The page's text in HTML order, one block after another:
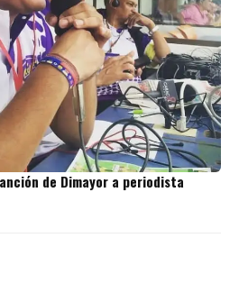
de Dimayor a periodista